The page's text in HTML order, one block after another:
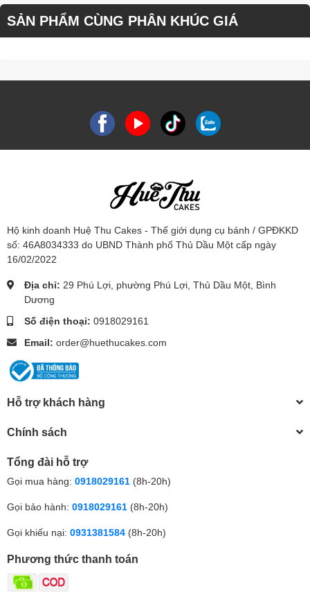
SẢN PHẨM CÙNG PHÂN KHÚC GIÁ
Hộ kinh doanh Huệ Thu Cakes - Thế giới dụng cụ bánh / GPĐKKD
số: 46A8034333 do UBND Thành phố Thủ Dầu Một cấp ngày
16/02/2022
Địa chỉ: 29 Phú Lợi, phường Phú Lợi, Thủ Dầu Một, Bình
Dương
Số điện thoại: 0918029161
Email: order@huethucakes.com
Hỗ trợ khách hàng
Chính sách
Tổng đài hỗ trợ
Gọi mua hàng: 0918029161 (8h-20h)
Gọi bảo hành: 0918029161 (8h-20h)
Gọi khiếu nại: 0931381584 (8h-20h)
Phương thức thanh toán